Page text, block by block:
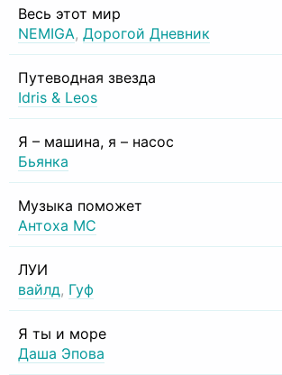
Весь этот мир
NEMIGA, Дорогой Дневник
Путеводная звезда
Idris & Leos
Я – машина, я – насос
Бьянка
Музыка поможет
Антоха МС
ЛУИ
вайлд, Гуф
Я ты и море
Даша Эпова